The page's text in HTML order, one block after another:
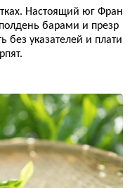
Настоящий юг Фран
барами и презр
без указателей и плати